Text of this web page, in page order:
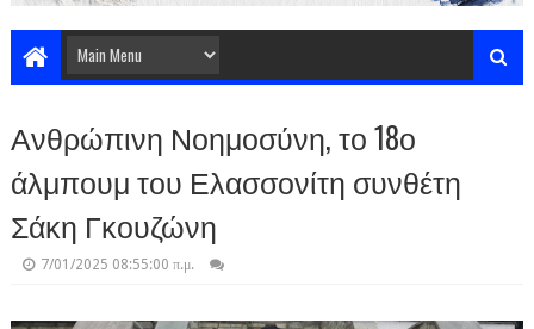
Ανθρώπινη Νοημοσύνη, το 18ο
άλμπουμ του Ελασσονίτη συνθέτη
Σάκη Γκουζώνη
7/01/2025 08:55:00 π.μ.